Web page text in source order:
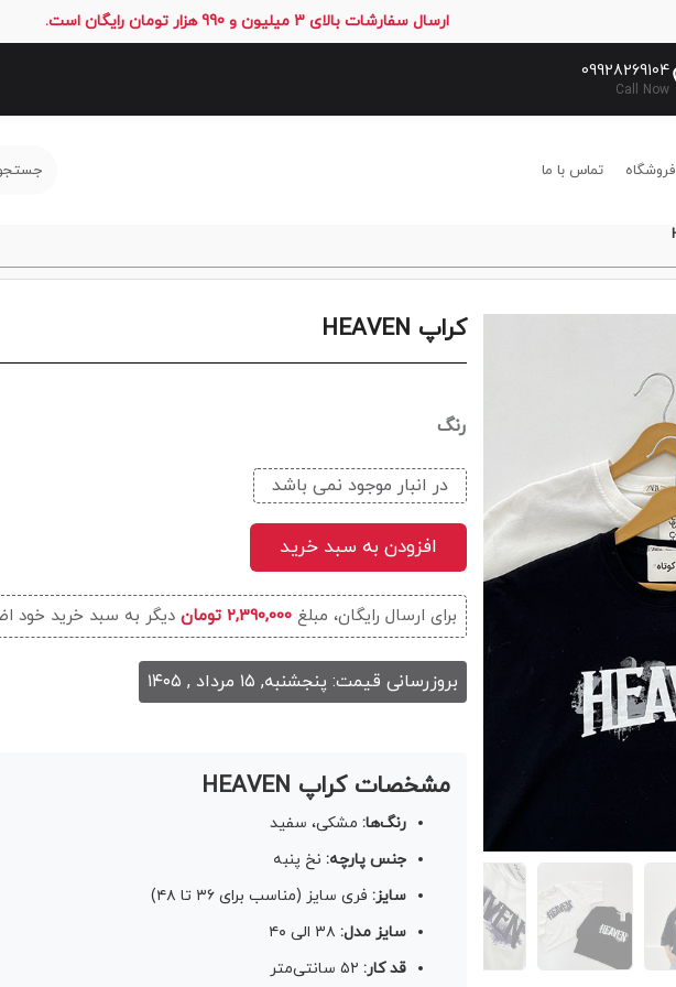
ارسال سفارشات بالای 3 میلیون و 990 هزار تومان رایگان است.
09928269104
Call Now
فروشگاه تماس با ما
کراپ HEAVEN
رنگ
در انبار موجود نمی باشد
افزودن به سبد خرید
برای ارسال رایگان، مبلغ2,390,000 تومان دیگر به سبد خرید خود
بروزرسانی قیمت: پنجشنبه, ۱۵ مرداد , ۱۴۰۵
مشخصات کراپ HEAVEN
رنگ‌ها: مشکی، سفید
جنس پارچه: نخ پنبه
سایز: فری سایز (مناسب برای ۳۶ تا ۴۸)
سایز مدل:
قد کار: